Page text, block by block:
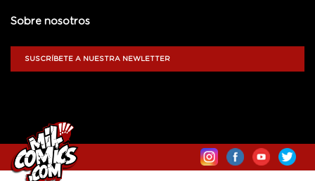
Sobre nosotros
SUSCRÍBETE A NUESTRA NEWLETTER